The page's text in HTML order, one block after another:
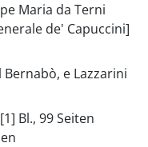
Maria da Terni
de' Capuccini]
e Lazzarini
Bl., 99 Seiten